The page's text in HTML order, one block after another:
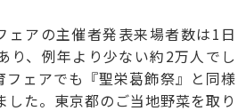
ェアの主催者発表来場者数は1日
り、例年より少ない約2万人でし
フェアでも『聖栄葛飾祭』と同様
した。東京都のご当地野菜を取り